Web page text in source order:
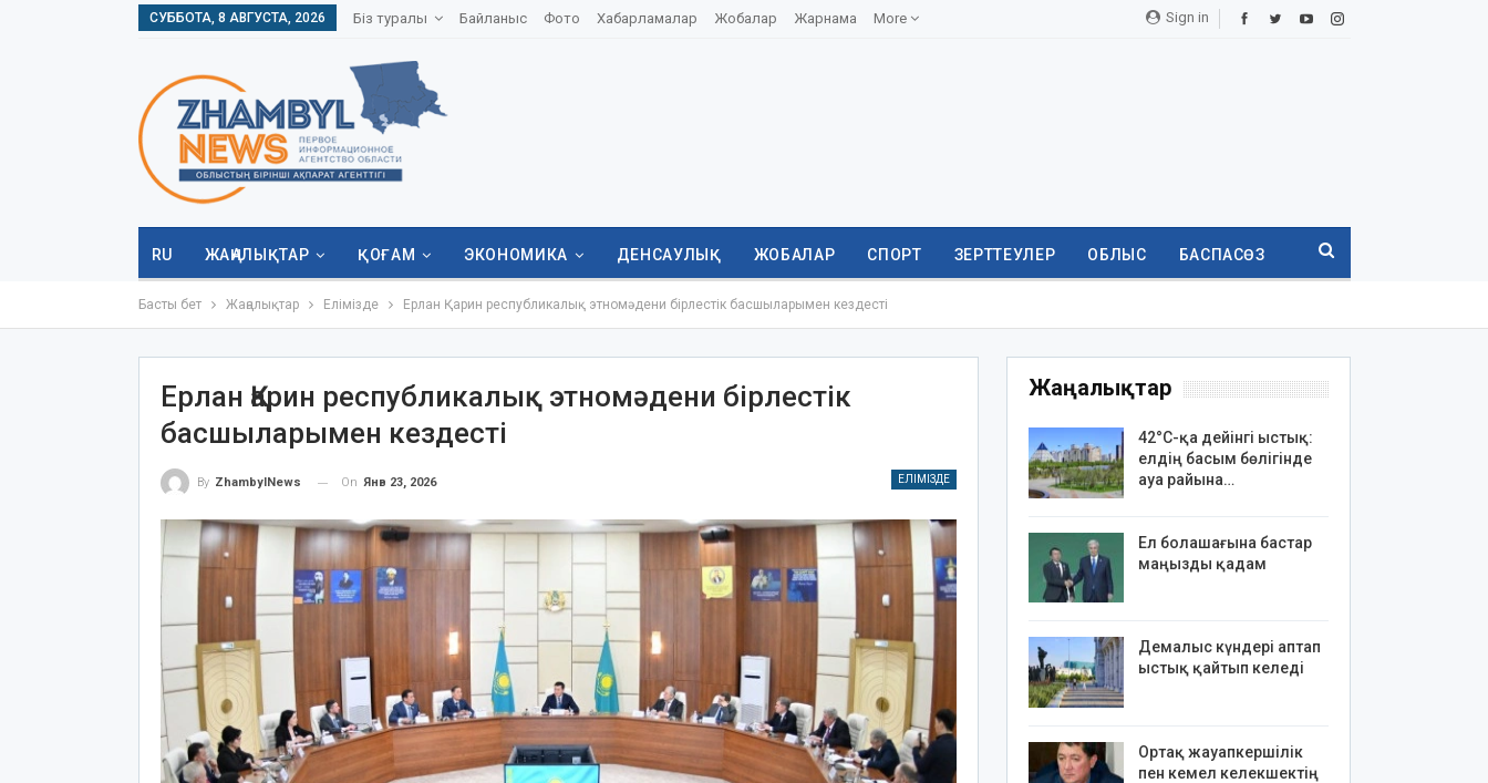
Sign in
СУББОТА, 8 АВГУСТА, 2026 Біз туралы Байланыс Фото Хабарламалар Жобалар Жарнама More
RU ЖАҢАЛЫҚТАР ҚОҒАМ ЭКОНОМИКА ДЕНСАУЛЫҚ ЖОБАЛАР СПОРТ ЗЕРТТЕУЛЕР ОБЛЫС БАСПАСӨЗ
Басты бет Жаңалықтар Елімізде Ерлан Қарин республикалық этномәдени бірлестік басшыларымен кездесті
Ерлан Қарин республикалық этномәдени бірлестік
басшыларымен кездесті
ЕЛІМІЗДЕ
By ZhambylNews On Янв 23, 2026
Жаңалықтар
42°C-қа дейінгі ыстық:
елдің басым бөлігінде
ауа райына…
Ел болашағына бастар
маңызды қадам
Демалыс күндері аптап
ыстық қайтып келеді
Ортақ жауапкершілік
пен кемел келекшектің